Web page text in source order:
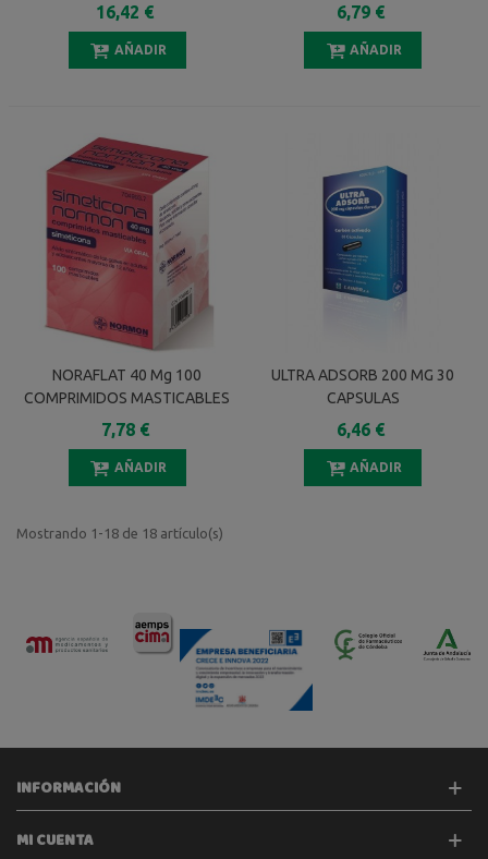
16,42 €
AÑADIR
6,79 €
AÑADIR
NORAFLAT 40 Mg 100
COMPRIMIDOS MASTICABLES
7,78 €
AÑADIR
ULTRA ADSORB 200 MG 30
CAPSULAS
6,46 €
AÑADIR
Mostrando 1-18 de 18 artículo(s)
INFORMACIÓN
MI CUENTA